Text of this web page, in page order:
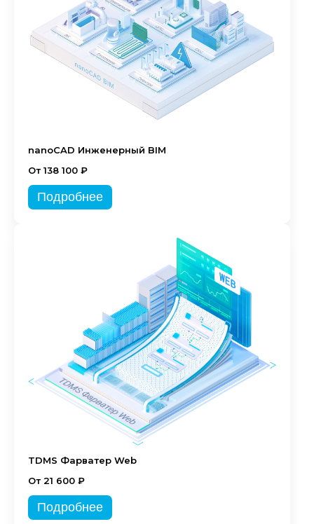
nanoCAD Инженерный BIM
От 138 100 ₽
Подробнее
TDMS Фарватер Web
От 21 600 ₽
Подробнее